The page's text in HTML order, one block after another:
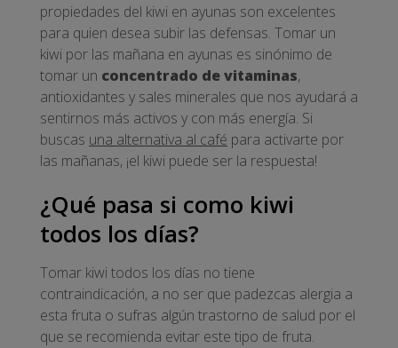
propiedades del kiwi en ayunas son excelentes
para quien desea subir las defensas. Tomar un
kiwi por las mañana en ayunas es sinónimo de
tomar un concentrado de vitaminas,
antioxidantes y sales minerales que nos ayudará a
sentirnos más activos y con más energía. Si
buscas una alternativa al café para activarte por
las mañanas, ¡el kiwi puede ser la respuesta!
¿Qué pasa si como kiwi
todos los días?
Tomar kiwi todos los días no tiene
contraindicación, a no ser que padezcas alergia a
esta fruta o sufras algún trastorno de salud por el
que se recomienda evitar este tipo de fruta.